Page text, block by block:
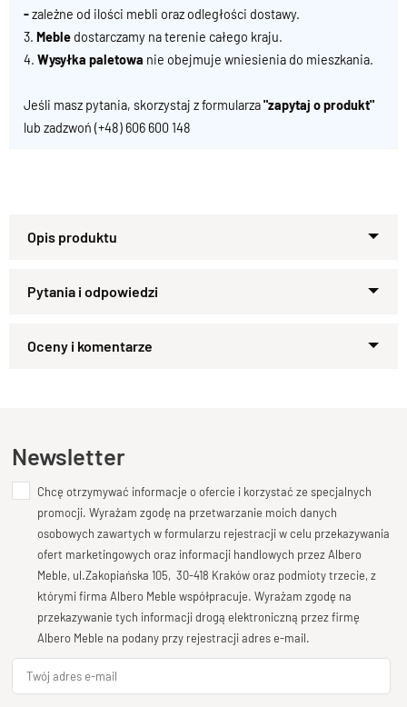
-zależne od ilości mebli oraz odległości dostawy.
3. Meble dostarczamy na terenie całego kraju.
4. Wysyłka paletowa nie obejmuje wniesienia do mieszkania.
Jeśli masz pytania, skorzystaj z formularza"zapytaj o produkt"
lub zadzwoń (+48) 606 600 148
Tradycyjna Komoda drewniana z
litego palisandru
Tatradycyjna komoda dwudrzwiowa
Wymiary i funkcjonalność komody
dwudrzwiowej
Szerokość: 115 cm
Wysokość:
90 cm
Głębokość: 45 cm
Dzięki tym proporcjom komoda świetnie sprawdzi się w
salonie, jadalni, przedpokoju czy gabinecie.
pojemne szafkizapewniają wygodne przechowywanie i
Zapytaj o produkt
Dodaj opinię o produkcie
Twoja ocena
Bardzo dobry
Twoja opinia o produkcie
Newsletter
Chcę otrzymywać informacje o ofercie i korzystać ze specjalnych
promocji. Wyrażam zgodę na przetwarzanie moich danych
osobowych zawartych w formularzu rejestracji w celu przekazywania
ofert marketingowych oraz informacji handlowych przez Albero
Meble, ul.Zakopiańska 105, 30-418 Kraków oraz podmioty trzecie, z
którymi firma Albero Meble współpracuje. Wyrażam zgodę na
przekazywanie tych informacji drogą elektroniczną przez firmę
Albero Meble na podany przy rejestracji adres e-mail.